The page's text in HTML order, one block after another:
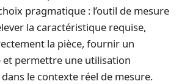
pragmatique : l’outil de mesure
la caractéristique requise,
la pièce, fournir un
et permettre une utilisation
le contexte réel de mesure.